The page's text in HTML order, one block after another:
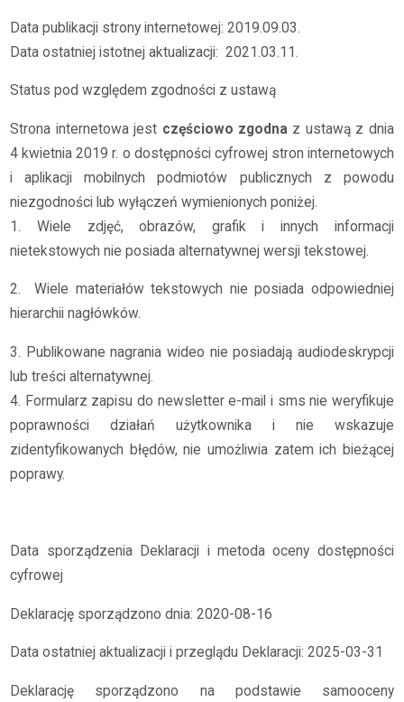
Data publikacji strony internetowej: 2019.09.03.
Data ostatniej istotnej aktualizacji: 2021.03.11.
Status pod względem zgodności z ustawą
Strona internetowa jest częściowo zgodna z ustawą z dnia
4 kwietnia 2019 r. o dostępności cyfrowej stron internetowych
i aplikacji mobilnych podmiotów publicznych z powodu
niezgodności lub wyłączeń wymienionych poniżej.
1. Wiele zdjęć, obrazów, grafik i innych informacji
nietekstowych nie posiada alternatywnej wersji tekstowej.
2.
Wiele materiałów tekstowych nie posiada odpowiedniej
hierarchii nagłówków.
3. Publikowane nagrania wideo nie posiadają audiodeskrypcji
lub treści alternatywnej.
4. Formularz zapisu do newsletter e-mail i sms nie weryfikuje
poprawności działań użytkownika i nie wskazuje
zidentyfikowanych błędów, nie umożliwia zatem ich bieżącej
poprawy.
Data sporządzenia Deklaracji i metoda oceny dostępności
cyfrowej
Deklarację sporządzono dnia: 2020-08-16
Data ostatniej aktualizacji i przeglądu Deklaracji: 2025-03-31
Deklarację sporządzono na podstawie samooceny